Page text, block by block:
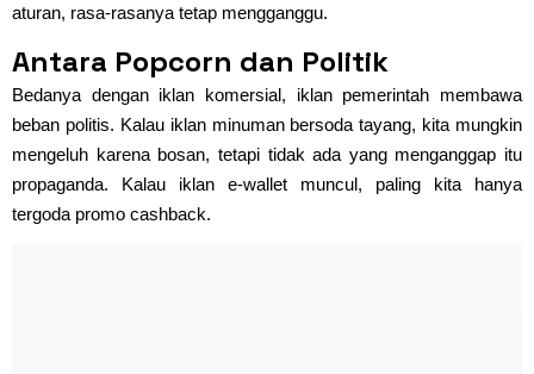
aturan, rasa-rasanya tetap mengganggu.
Antara Popcorn dan Politik
Bedanya dengan iklan komersial, iklan pemerintah membawa
beban politis. Kalau iklan minuman bersoda tayang, kita mungkin
mengeluh karena bosan, tetapi tidak ada yang menganggap itu
propaganda. Kalau iklan e-wallet muncul, paling kita hanya
tergoda promo cashback.